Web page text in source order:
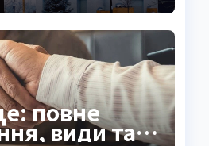
повне
види та